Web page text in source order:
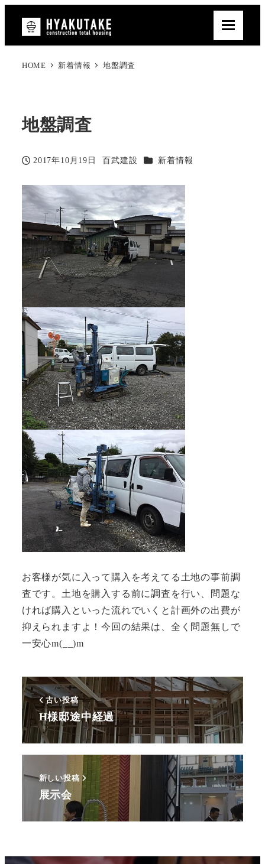
HOME 新着情報 地盤調査
地盤調査
投稿日
2017年10月19日
著
百武建設 カテゴリー
新着情報
お客様が気に入って購入を考えてる土地の事前調
査です。土地を購入する前に調査を行い、問題な
ければ購入といった流れでいくと計画外の出費が
抑えられますよ！今回の結果は、全く問題無しで
一安心m(__)m
古い投稿
H様邸途中経過
新しい投稿
展示会